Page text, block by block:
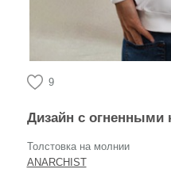
9
Дизайн с огненными
Толстовка на молнии
ANARCHIST